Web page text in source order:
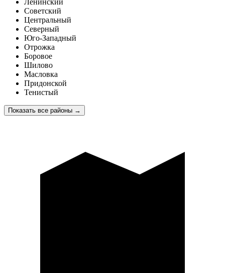
Ленинский
Советский
Центральный
Северный
Юго-Западный
Отрожка
Боровое
Шилово
Масловка
Придонской
Тенистый
Показать все районы →